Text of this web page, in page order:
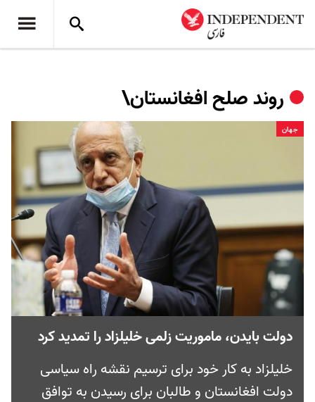
روند صلح افغانستان\
جهان
دولت بایدن، ماموریت زلمی خلیلزاد را تمدید کرد
خلیلزاد به کار خود برای ترسیم نقشه ‌راه سیاسی
دولت افغانستان و طالبان برای رسیدن به توافق